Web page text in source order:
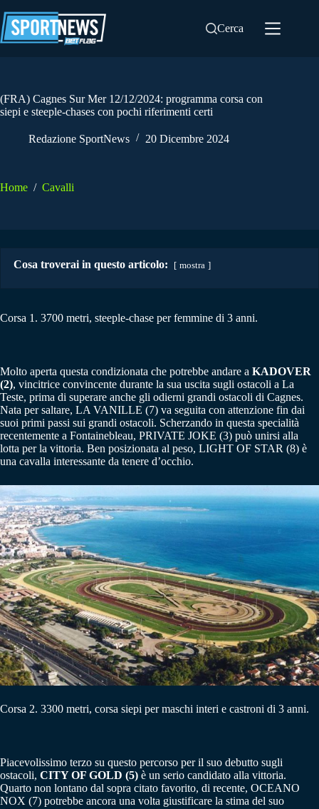
al
contenuto
Cerca
(FRA) Cagnes Sur Mer 12/12/2024: programma corsa con
siepi e steeple-chases con pochi riferimenti certi
Redazione SportNews 20 Dicembre 2024
Home / Cavalli
Cosa troverai in questo articolo: mostra
Corsa 1. 3700 metri, steeple-chase per femmine di 3 anni.
Molto aperta questa condizionata che potrebbe andare a KADOVER
(2), vincitrice convincente durante la sua uscita sugli ostacoli a La
Teste, prima di superare anche gli odierni grandi ostacoli di Cagnes.
Nata per saltare, LA VANILLE (7) va seguita con attenzione fin dai
suoi primi passi sui grandi ostacoli. Scherzando in questa specialità
recentemente a Fontainebleau, PRIVATE JOKE (3) può unirsi alla
lotta per la vittoria. Ben posizionata al peso, LIGHT OF STAR (8) è
una cavalla interessante da tenere d’occhio.
Corsa 2. 3300 metri, corsa siepi per maschi interi e castroni di 3 anni.
Piacevolissimo terzo su questo percorso per il suo debutto sugli
ostacoli, CITY OF GOLD (5) è un serio candidato alla vittoria.
Quarto non lontano dal sopra citato favorito, di recente, OCEANO
NOX (7) potrebbe ancora una volta giustificare la stima del suo